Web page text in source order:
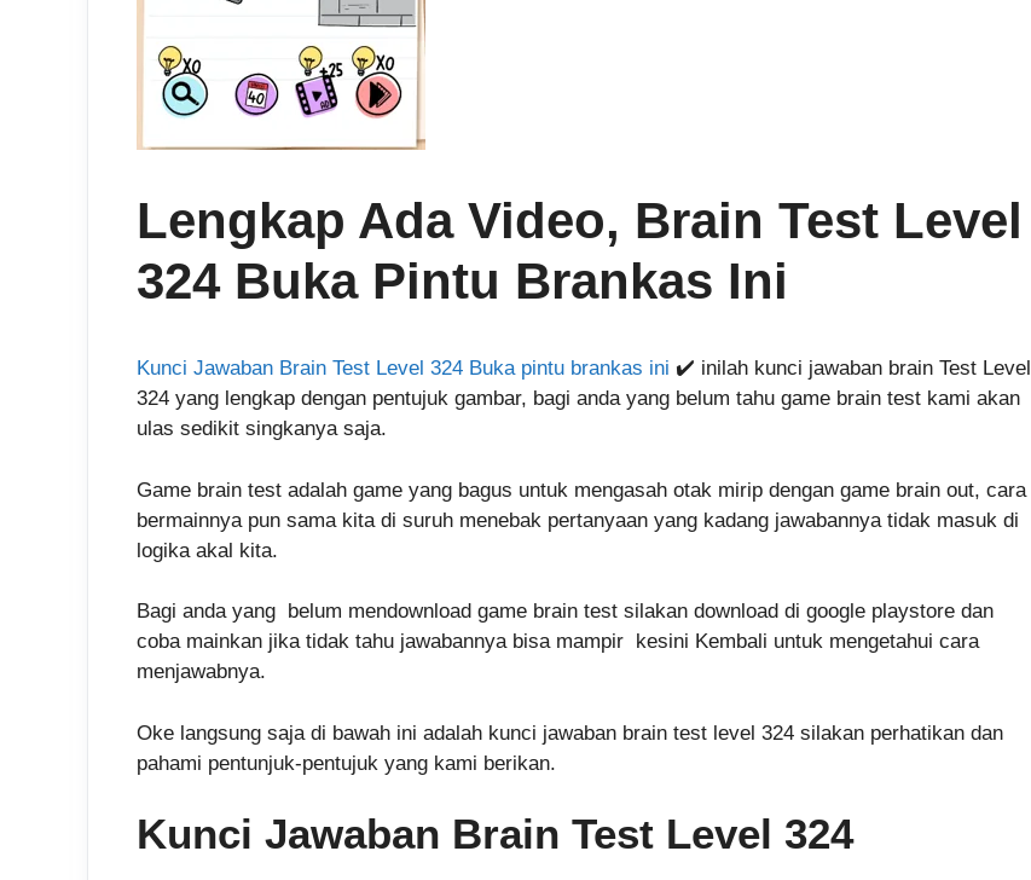
Lengkap Ada Video, Brain Test Level
324 Buka Pintu Brankas Ini
Kunci Jawaban Brain Test Level 324 Buka pintu brankas ini ✔️ inilah kunci jawaban brain Test Level
324 yang lengkap dengan pentujuk gambar, bagi anda yang belum tahu game brain test kami akan
ulas sedikit singkanya saja.
Game brain test adalah game yang bagus untuk mengasah otak mirip dengan game brain out, cara
bermainnya pun sama kita di suruh menebak pertanyaan yang kadang jawabannya tidak masuk di
logika akal kita.
Bagi anda yang belum mendownload game brain test silakan download di google playstore dan
coba mainkan jika tidak tahu jawabannya bisa mampir kesini Kembali untuk mengetahui cara
menjawabnya.
Oke langsung saja di bawah ini adalah kunci jawaban brain test level 324 silakan perhatikan dan
pahami pentunjuk-pentujuk yang kami berikan.
Kunci Jawaban Brain Test Level 324